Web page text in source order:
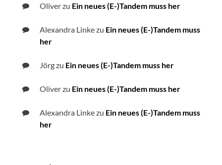
Oliverzu Ein neues (E-)Tandem muss her
Alexandra Linkezu Ein neues (E-)Tandem muss
her
Jörgzu Ein neues (E-)Tandem muss her
Oliverzu Ein neues (E-)Tandem muss her
Alexandra Linkezu Ein neues (E-)Tandem muss
her